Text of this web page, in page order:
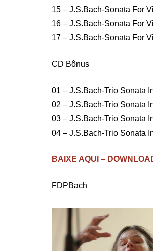
15 – J.S.Bach-Sonata For
16 – J.S.Bach-Sonata For
17 – J.S.Bach-Sonata For
CD Bônus
01 – J.S.Bach-Trio Sonata
02 – J.S.Bach-Trio Sonata
03 – J.S.Bach-Trio Sonata
04 – J.S.Bach-Trio Sonata
BAIXE AQUI –
FDPBach